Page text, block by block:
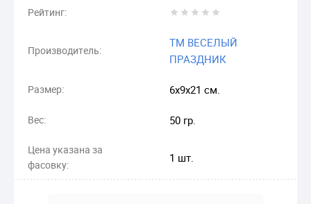
Рейтинг:
Производитель:
ТМ ВЕСЕЛЫЙ
ПРАЗДНИК
Размер: 6х9х21 см.
Вес: 50 гр.
Цена указана за
фасовку:
1 шт.